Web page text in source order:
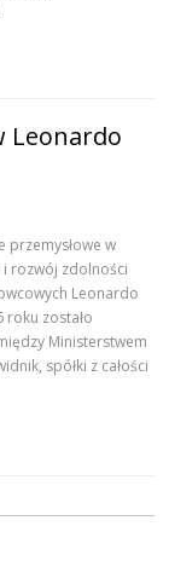
Leonardo
przemysłowe w
rozwój zdolności
Leonardo
roku zostało
Ministerstwem
spółki z całości